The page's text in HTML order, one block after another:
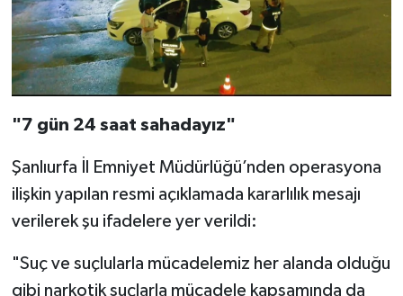
"7 gün 24 saat sahadayız"
Şanlıurfa İl Emniyet Müdürlüğü’nden operasyona
ilişkin yapılan resmi açıklamada kararlılık mesajı
verilerek şu ifadelere yer verildi:
"Suç ve suçlularla mücadelemiz her alanda olduğu
gibi narkotik suçlarla mücadele kapsamında da